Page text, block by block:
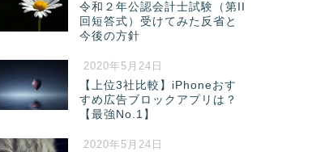
令和２年公認会計士試験（第II
回短答式）受けてみた反省と
今後の方針
2020年5月24日
【上位3社比較】iPhoneおす
すめ広告ブロックアプリは？
【最強No.1】
2020年5月24日